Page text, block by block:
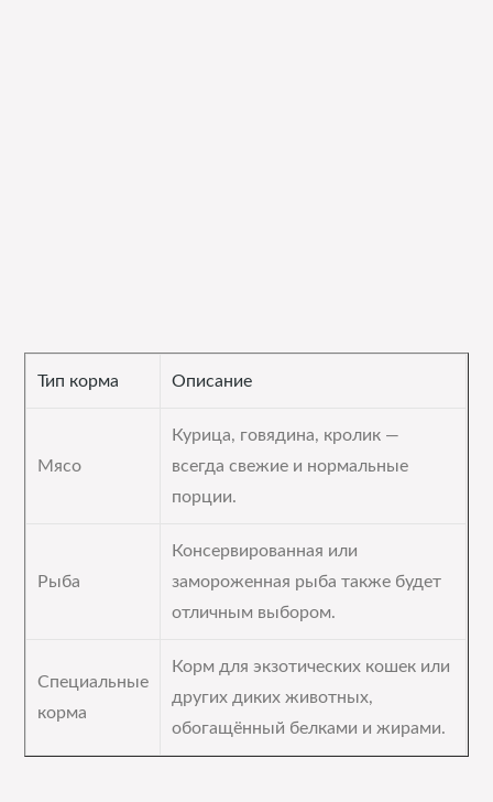
Тип корма Описание
Мясо
Курица, говядина, кролик —
всегда свежие и нормальные
порции.
Рыба
Консервированная или
замороженная рыба также будет
отличным выбором.
Специальные
корма
Корм для экзотических кошек или
других диких животных,
обогащённый белками и жирами.